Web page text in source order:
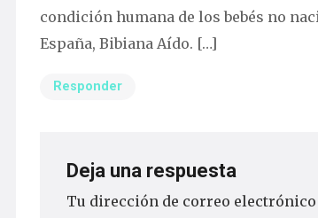
condición humana de los bebés no
España, Bibiana Aído. […]
Responder
Deja una respuesta
Tu dirección de correo electrónico